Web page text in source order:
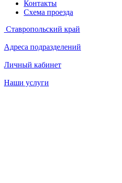
Контакты
Схема проезда
Ставропольский край
Адреса подразделений
Личный кабинет
Наши услуги